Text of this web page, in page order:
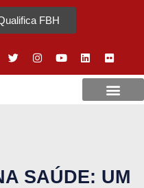
FBH
SAÚDE: UM